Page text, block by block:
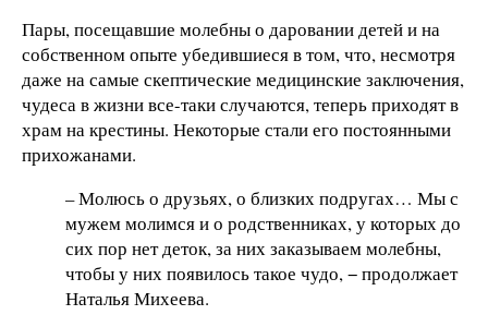
Пары, посещавшие молебны о даровании детей и на
собственном опыте убедившиеся в том, что, несмотря
даже на самые скептические медицинские заключения,
чудеса в жизни все-таки случаются, теперь приходят в
храм на крестины. Некоторые стали его постоянными
прихожанами.
– Молюсь о друзьях, о близких подругах… Мы с
мужем молимся и о родственниках, у которых до
сих пор нет деток, за них заказываем молебны,
чтобы у них появилось такое чудо, − продолжает
Наталья Михеева.